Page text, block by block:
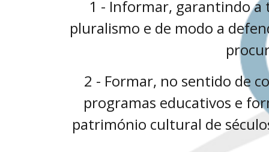
1 - Informar, garantindo a
pluralismo e de modo a
2 - Formar, no sentido de
programas educativos e
património cultural de